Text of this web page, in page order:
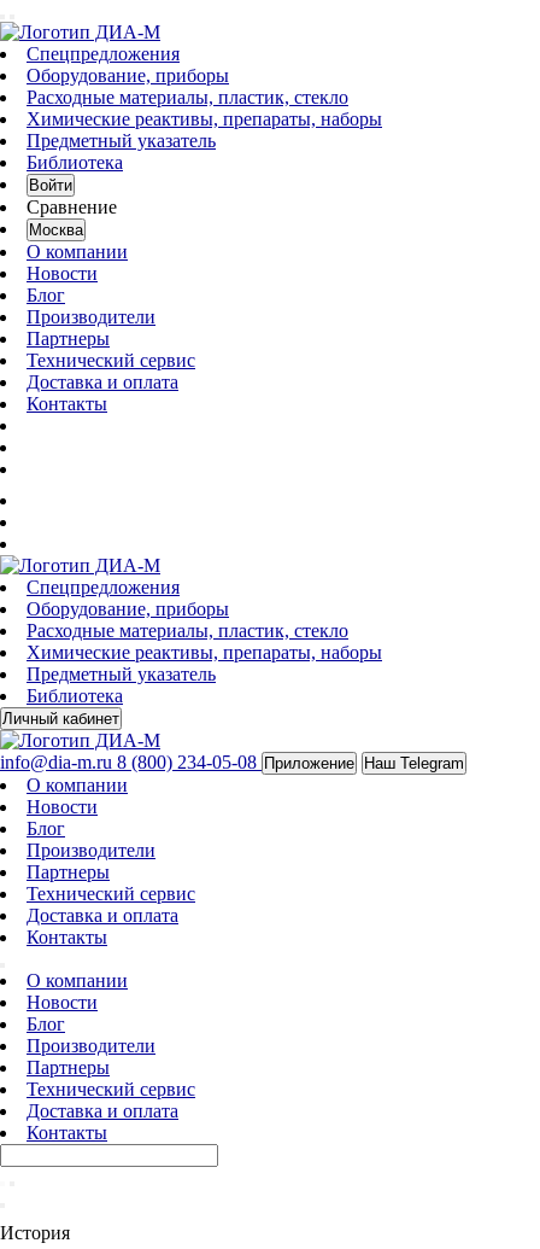
Спецпредложения
Оборудование, приборы
Расходные материалы, пластик, стекло
Химические реактивы, препараты, наборы
Предметный указатель
Библиотека
Войти
Сравнение
Москва
О компании
Новости
Блог
Производители
Партнеры
Технический сервис
Доставка и оплата
Контакты
Спецпредложения
Оборудование, приборы
Расходные материалы, пластик, стекло
Химические реактивы, препараты, наборы
Предметный указатель
Библиотека
Личный кабинет
info@dia-m.ru 8 (800) 234-05-08 Приложение Наш Telegram
О компании
Новости
Блог
Производители
Партнеры
Технический сервис
Доставка и оплата
Контакты
О компании
Новости
Блог
Производители
Партнеры
Технический сервис
Доставка и оплата
Контакты
История